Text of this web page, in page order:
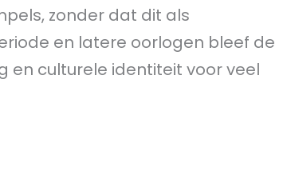
zonder dat dit als
en latere oorlogen bleef de
en culturele identiteit voor veel